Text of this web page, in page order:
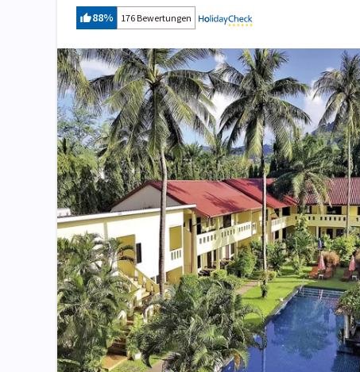
88% 176 Bewertungen